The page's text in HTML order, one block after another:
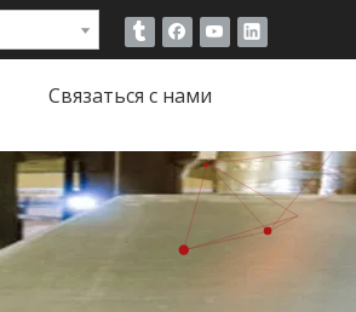
Связаться с нами